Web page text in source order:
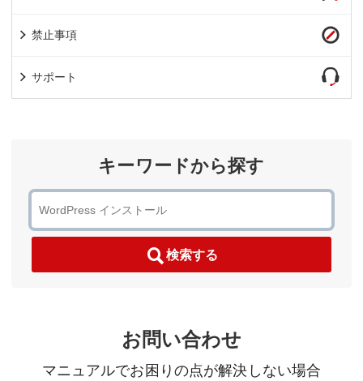
禁止事項
サポート
キーワードから探す
検索する
お問い合わせ
マニュアルでお困りの点が解決しない場合